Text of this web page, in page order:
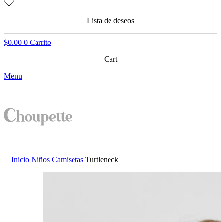
Lista de deseos
$0.00 0 Carrito
Cart
Menu
Inicio Niños Camisetas Turtleneck